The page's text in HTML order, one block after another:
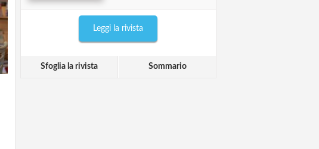
Leggi la rivista
Sfoglia la rivista Sommario